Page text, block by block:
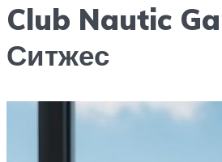
Club Nautic
Ситжес